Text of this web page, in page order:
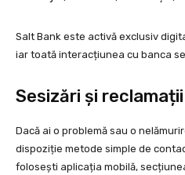
Salt Bank este activă exclusiv
iar toată interacțiunea cu banca
Sesizări și
Dacă ai o problemă sau o
dispoziție metode simple de
folosești aplicația mobilă,